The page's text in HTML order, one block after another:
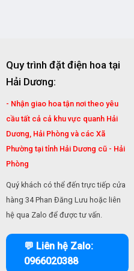
Quy trình đặt điện hoa tại
Hải Dương:
- Nhận giao hoa tận nơi theo yêu
cầu tất cả cả khu vực quanh Hải
Dương, Hải Phòng và các Xã
Phường tại tỉnh Hải Dương cũ - Hải
Phòng
Quý khách có thể đến trực tiếp cửa
hàng 34 Phan Đăng Lưu hoặc liên
hệ qua Zalo để được tư vấn.
💬 Liên hệ Zalo:
0966020388